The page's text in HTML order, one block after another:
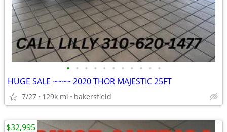
• • • • • • • • • • •
HUGE SALE ~~~~ 2020 THOR MAJESTIC 25FT
7/27 129k mi bakersfield
$32,995